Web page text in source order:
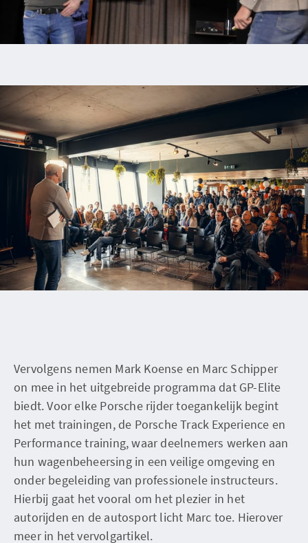
Vervolgens nemen Mark Koense en Marc Schipper
on mee in het uitgebreide programma dat GP-Elite
biedt. Voor elke Porsche rijder toegankelijk begint
het met trainingen, de Porsche Track Experience en
Performance training, waar deelnemers werken aan
hun wagenbeheersing in een veilige omgeving en
onder begeleiding van professionele instructeurs.
Hierbij gaat het vooral om het plezier in het
autorijden en de autosport licht Marc toe. Hierover
meer in het vervolgartikel.